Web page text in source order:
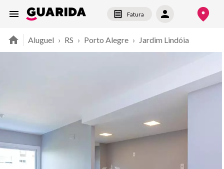
Fatura
Aluguel › RS › Porto Alegre › Jardim Lindóia